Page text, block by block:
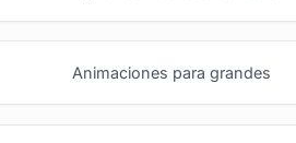
Animaciones para grandes